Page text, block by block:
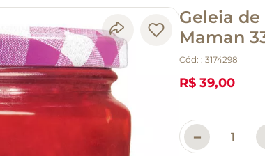
Geleia
Maman
Cód: : 3174298
R$ 39,00
－
café
biscoito
cerveja
macarrão
queijo